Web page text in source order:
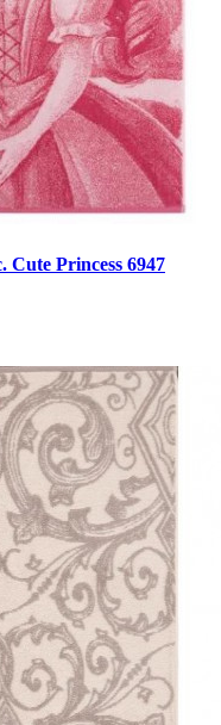
Cute Princess 6947